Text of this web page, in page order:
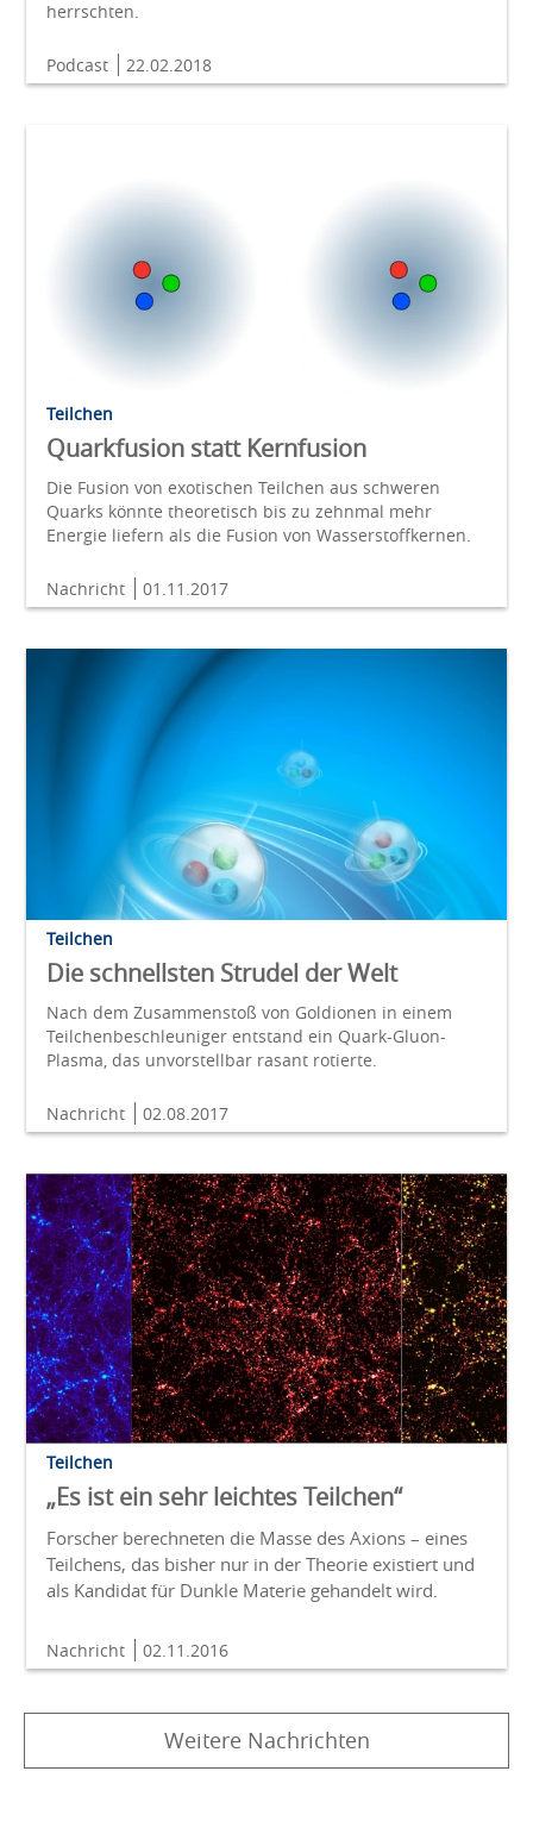
herrschten.
Podcast 22.02.2018
Teilchen
Quarkfusion statt Kernfusion
Die Fusion von exotischen Teilchen aus schweren
Quarks könnte theoretisch bis zu zehnmal mehr
Energie liefern als die Fusion von Wasserstoffkernen.
Nachricht 01.11.2017
Teilchen
Die schnellsten Strudel der Welt
Nach dem Zusammenstoß von Goldionen in einem
Teilchenbeschleuniger entstand ein Quark-Gluon-
Plasma, das unvorstellbar rasant rotierte.
Nachricht 02.08.2017
Teilchen
„Es ist ein sehr leichtes Teilchen“
Forscher berechneten die Masse des Axions – eines
Teilchens, das bisher nur in der Theorie existiert und
als Kandidat für Dunkle Materie gehandelt wird.
Nachricht 02.11.2016
Weitere Nachrichten